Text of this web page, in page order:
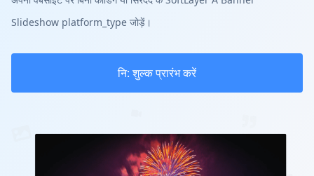
Slideshow platform_type जोड़ें।
नि: शुल्क प्रारंभ करें